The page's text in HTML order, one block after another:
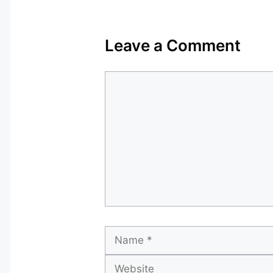
Leave a Comment
Name